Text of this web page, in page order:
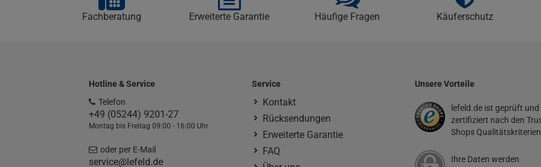
Fachberatung Erweiterte Garantie Häufige Fragen Käuferschutz
Hotline & Service
Telefon
+49 (05244) 9201-27
Montag bis Freitag 09:00 - 16:00 Uhr
oder per E-Mail
service@lefeld.de
Service
Kontakt
Rücksendungen
Erweiterte Garantie
FAQ
Unsere Vorteile
lefeld.de ist geprüft und
zertifiziert nach den
Shops Qualitätskriterien
Ihre Daten werden